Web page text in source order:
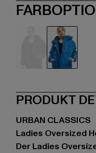
PRODUKT
URBAN CLASSICS
Ladies Oversized
Der Ladies